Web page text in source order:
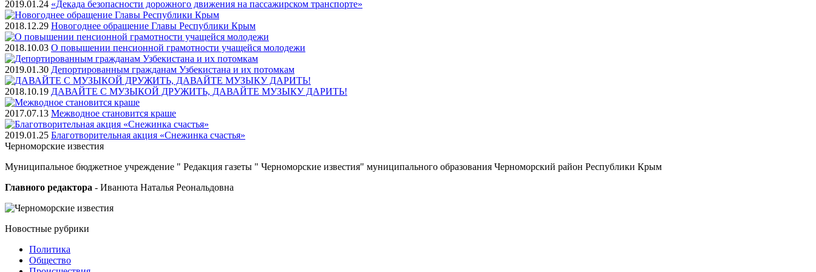
2019.01.24 «Декада безопасности дорожного движения на пассажирском транспорте»
2018.12.29 Новогоднее обращение Главы Республики Крым
2018.10.03 О повышении пенсионной грамотности учащейся молодежи
2019.01.30 Депортированным гражданам Узбекистана и их потомкам
2018.10.19 ДАВАЙТЕ С МУЗЫКОЙ ДРУЖИТЬ, ДАВАЙТЕ МУЗЫКУ ДАРИТЬ!
2017.07.13 Межводное становится краше
2019.01.25 Благотворительная акция «Снежинка счастья»
Черноморские известия
Муниципальное бюджетное учреждение " Редакция газеты " Черноморские известия" муниципального образования Черноморский район Республики Крым
Главного редактора - Иванюта Наталья Реональдовна
Новостные рубрики
Политика
Общество